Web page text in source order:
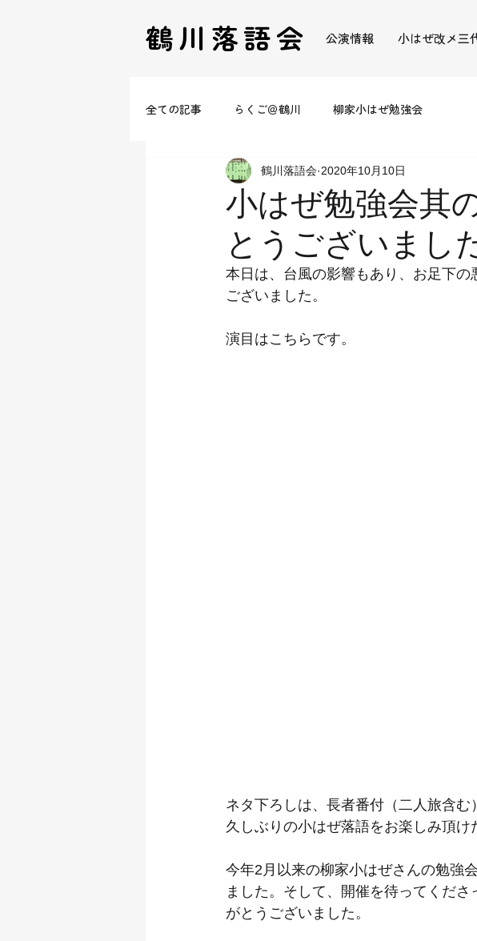
鶴川落語会 公演情報 小はぜ改メ三
全ての記事 らくご＠鶴川 柳家小はぜ勉強会
小はぜ勉強会其
とうございまし
鶴川落語会 2020年10月10日
本日は、台風の影響もあり、お足下
ございました。
演目はこちらです。
ネタ下ろしは、長者番付（二人旅含む
久しぶりの小はぜ落語をお楽しみ頂け
今年2月以来の柳家小はぜさんの勉強
ました。そして、開催を待ってくだ
がとうございました。